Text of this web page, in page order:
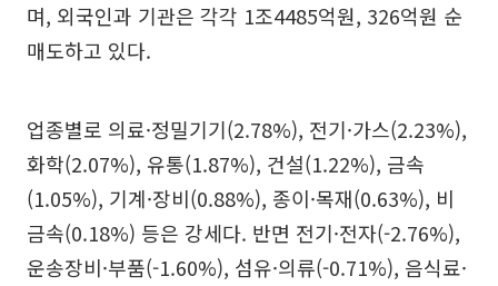
며, 외국인과 기관은 각각 1조4485억원, 326억원 순
매도하고 있다.
업종별로 의료·정밀기기(2.78%), 전기·가스(2.23%),
화학(2.07%), 유통(1.87%), 건설(1.22%), 금속
(1.05%), 기계·장비(0.88%), 종이·목재(0.63%), 비
금속(0.18%) 등은 강세다. 반면 전기·전자(-2.76%),
운송장비·부품(-1.60%), 섬유·의류(-0.71%), 음식료·